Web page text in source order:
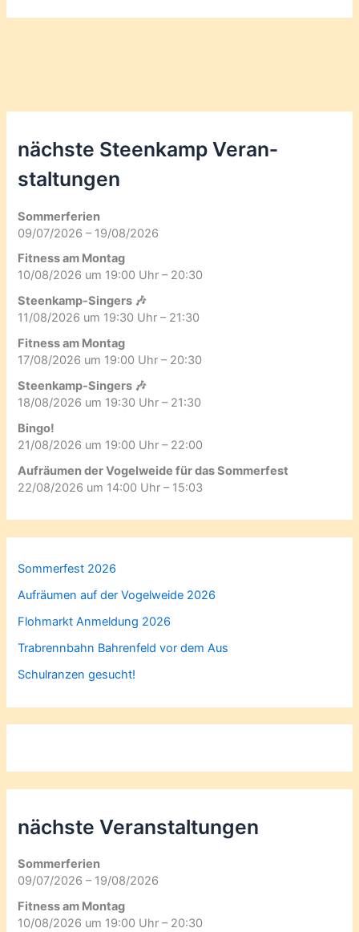
nächste Steenkamp Veran­
staltungen
Sommerferien
09/07/2026 – 19/08/2026
Fitness am Montag
10/08/2026 um 19:00 Uhr – 20:30
Steenkamp-Singers 🎶
11/08/2026 um 19:30 Uhr – 21:30
Fitness am Montag
17/08/2026 um 19:00 Uhr – 20:30
Steenkamp-Singers 🎶
18/08/2026 um 19:30 Uhr – 21:30
Bingo!
21/08/2026 um 19:00 Uhr – 22:00
Aufräumen der Vogelweide für das Sommerfest
22/08/2026 um 14:00 Uhr – 15:03
Sommerfest 2026
Aufräumen auf der Vogelweide 2026
Flohmarkt Anmeldung 2026
Trabrennbahn Bahrenfeld vor dem Aus
Schulranzen gesucht!
nächste Veranstaltungen
Sommerferien
09/07/2026 – 19/08/2026
Fitness am Montag
10/08/2026 um 19:00 Uhr – 20:30